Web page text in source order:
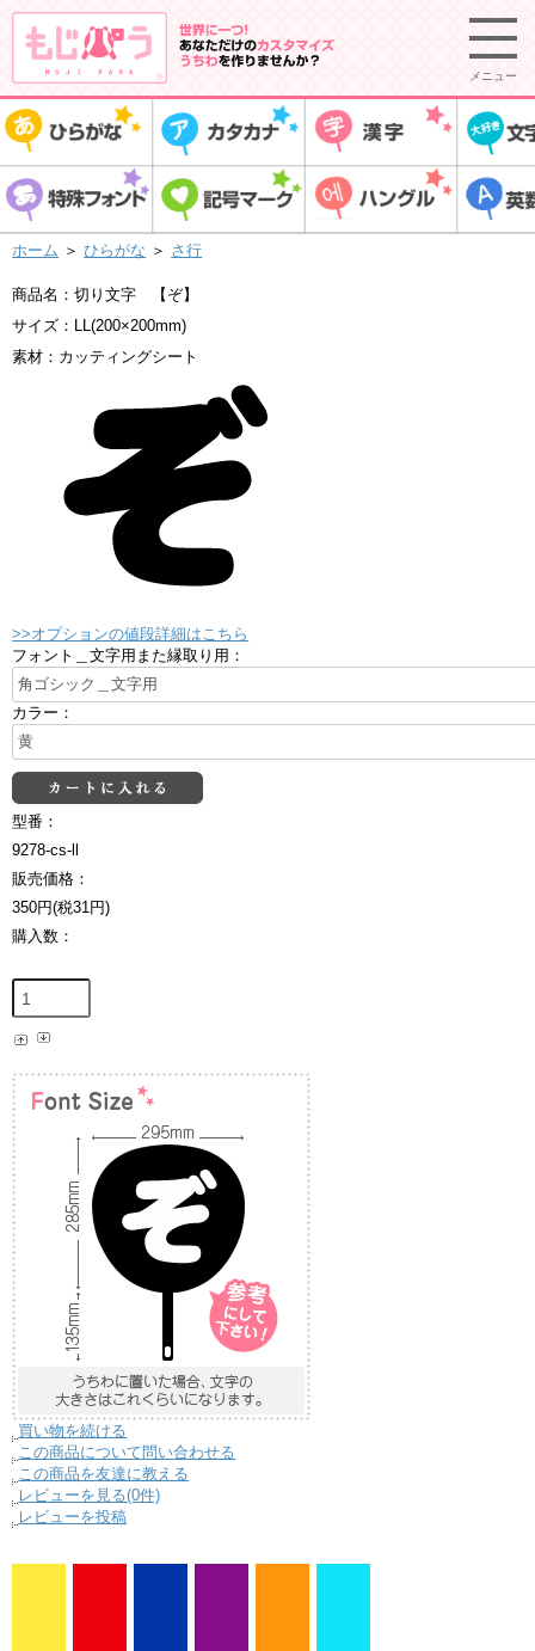
メニュー
ホーム ＞ ひらがな ＞ さ行
商品名：切り文字 【ぞ】
サイズ：LL(200×200mm)
素材：カッティングシート
>>オプションの値段詳細はこちら
フォント＿文字用また縁取り用：
カラー：
型番：
9278-cs-ll
販売価格：
350円(税31円)
購入数：
買い物を続ける
この商品について問い合わせる
この商品を友達に教える
レビューを見る(0件)
レビューを投稿